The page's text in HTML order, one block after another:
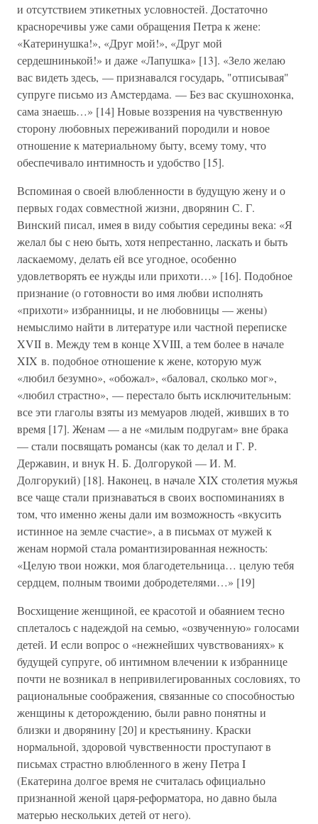
и отсутствием этикетных условностей. Достаточно
красноречивы уже сами обращения Петра к жене:
«Катеринушка!», «Друг мой!», «Друг мой
сердешнинькой!» и даже «Лапушка» [13]. «Зело желаю
вас видеть здесь, — признавался государь, "отписывая"
супруге письмо из Амстердама. — Без вас скушнохонка,
сама знаешь…» [14] Новые воззрения на чувственную
сторону любовных переживаний породили и новое
отношение к материальному быту, всему тому, что
обеспечивало интимность и удобство [15].
Вспоминая о своей влюбленности в будущую жену и о
первых годах совместной жизни, дворянин С. Г.
Винский писал, имея в виду события середины века: «Я
желал бы с нею быть, хотя непрестанно, ласкать и быть
ласкаемому, делать ей все угодное, особенно
удовлетворять ее нужды или прихоти…» [16]. Подобное
признание (о готовности во имя любви исполнять
«прихоти» избранницы, и не любовницы — жены)
немыслимо найти в литературе или частной переписке
XVII в. Между тем в конце XVIII, а тем более в начале
XIX в. подобное отношение к жене, которую муж
«любил безумно», «обожал», «баловал, сколько мог»,
«любил страстно», — перестало быть исключительным:
все эти глаголы взяты из мемуаров людей, живших в то
время [17]. Женам — а не «милым подругам» вне брака
— стали посвящать романсы (как то делал и Г. Р.
Державин, и внук Н. Б. Долгорукой — И. М.
Долгорукий) [18]. Наконец, в начале XIX столетия мужья
все чаще стали признаваться в своих воспоминаниях в
том, что именно жены дали им возможность «вкусить
истинное на земле счастие», а в письмах от мужей к
женам нормой стала романтизированная нежность:
«Целую твои ножки, моя благодетельница… целую тебя
сердцем, полным твоими добродетелями…» [19]
Восхищение женщиной, ее красотой и обаянием тесно
сплеталось с надеждой на семью, «озвученную» голосами
детей. И если вопрос о «нежнейших чувствованиях» к
будущей супруге, об интимном влечении к избраннице
почти не возникал в непривилегированных сословиях, то
рациональные соображения, связанные со способностью
женщины к деторождению, были равно понятны и
близки и дворянину [20] и крестьянину. Краски
нормальной, здоровой чувственности проступают в
письмах страстно влюбленного в жену Петра I
(Екатерина долгое время не считалась официально
признанной женой царя-реформатора, но давно была
матерью нескольких детей от него).